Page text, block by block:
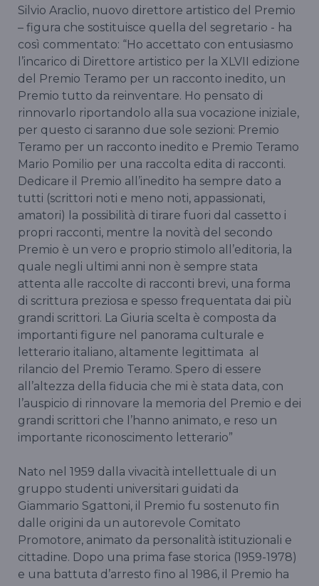
Silvio Araclio, nuovo direttore artistico del Premio
– figura che sostituisce quella del segretario - ha
così commentato: “Ho accettato con entusiasmo
l’incarico di Direttore artistico per la XLVII edizione
del Premio Teramo per un racconto inedito, un
Premio tutto da reinventare. Ho pensato di
rinnovarlo riportandolo alla sua vocazione iniziale,
per questo ci saranno due sole sezioni: Premio
Teramo per un racconto inedito e Premio Teramo
Mario Pomilio per una raccolta edita di racconti.
Dedicare il Premio all’inedito ha sempre dato a
tutti (scrittori noti e meno noti, appassionati,
amatori) la possibilità di tirare fuori dal cassetto i
propri racconti, mentre la novità del secondo
Premio è un vero e proprio stimolo all’editoria, la
quale negli ultimi anni non è sempre stata
attenta alle raccolte di racconti brevi, una forma
di scrittura preziosa e spesso frequentata dai più
grandi scrittori. La Giuria scelta è composta da
importanti figure nel panorama culturale e
letterario italiano, altamente legittimata al
rilancio del Premio Teramo. Spero di essere
all’altezza della fiducia che mi è stata data, con
l’auspicio di rinnovare la memoria del Premio e dei
grandi scrittori che l’hanno animato, e reso un
importante riconoscimento letterario”
Nato nel 1959 dalla vivacità intellettuale di un
gruppo studenti universitari guidati da
Giammario Sgattoni, il Premio fu sostenuto fin
dalle origini da un autorevole Comitato
Promotore, animato da personalità istituzionali e
cittadine. Dopo una prima fase storica (1959-1978)
e una battuta d’arresto fino al 1986, il Premio ha